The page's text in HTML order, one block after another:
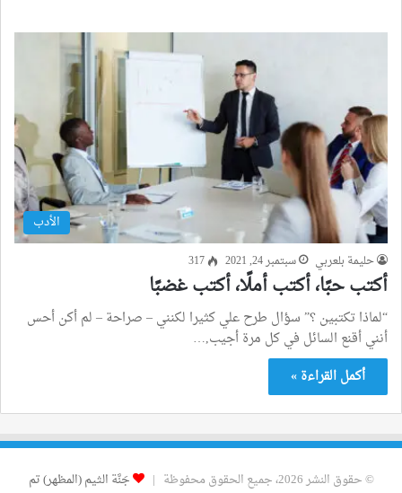
الأدب
حليمة بلعربي سبتمبر 24, 2021 317
أكتب حبًا، أكتب أملًا، أكتب غضبًا
“لماذا تكتبين ؟” سؤال طرح علي كثيرا لكنني – صراحة – لم أكن أحس
أنني أقنع السائل في كل مرة أجيب,…
أكمل القراءة »
© حقوق النشر 2026، جميع الحقوق محفوظة | جَنَّة الثيم (المظهر) تم